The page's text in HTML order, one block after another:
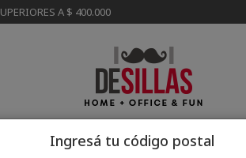
A $ 400.000
comprar Asistencia al cliente
Ingresá tu código postal